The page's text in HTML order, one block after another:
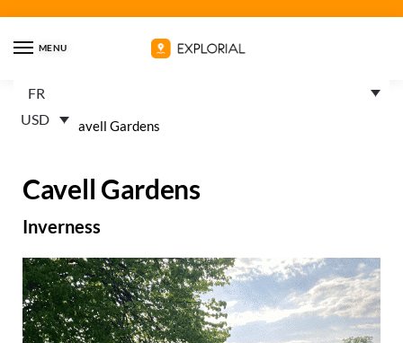
MENU
FR
USD
Home » Cavell Gardens
Cavell Gardens
Inverness